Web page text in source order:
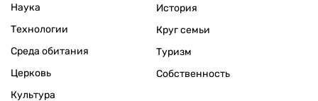
Наука
Технологии
Среда обитания
Церковь
Культура
История
Круг семьи
Туризм
Собственность